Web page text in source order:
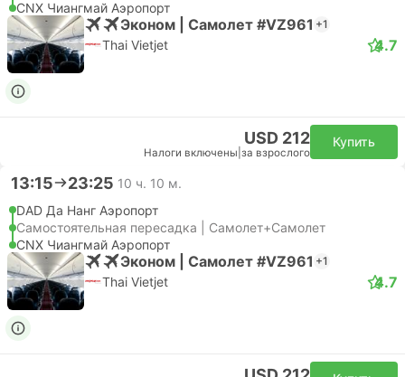
CNX Чиангмай Аэропорт
Эконом | Самолет #VZ961 +1
Thai Vietjet 4.7
USD 212
Налоги включены за взрослого
Купить
13:15 23:25 10 ч. 10 м.
DAD Да Нанг Аэропорт
Самостоятельная пересадка | Самолет+Самолет
CNX Чиангмай Аэропорт
Эконом | Самолет #VZ961 +1
Thai Vietjet 4.7